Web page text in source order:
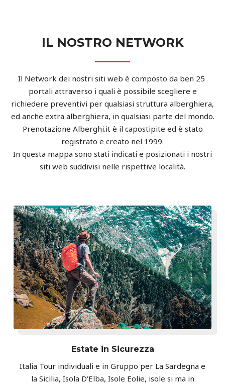
IL NOSTRO NETWORK
Il Network dei nostri siti web è composto da ben 25
portali attraverso i quali è possibile scegliere e
richiedere preventivi per qualsiasi struttura alberghiera,
ed anche extra alberghiera, in qualsiasi parte del mondo.
Prenotazione Alberghi.it è il capostipite ed è stato
registrato e creato nel 1999.
In questa mappa sono stati indicati e posizionati i nostri
siti web suddivisi nelle rispettive località.
Estate in Sicurezza
Italia Tour individuali e in Gruppo per La Sardegna e
la Sicilia, Isola D'Elba, Isole Eolie, isole si ma in